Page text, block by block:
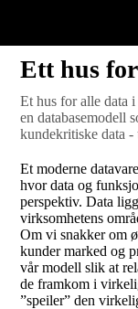
Ett hus
Et hus for alle data
en databasemodell
kundekritiske data
Et moderne
hvor data og
perspektiv. Data
virksomhetens
Om vi snakker om
kunder marked og
vår modell slik at
de framkom i
”speiler” den